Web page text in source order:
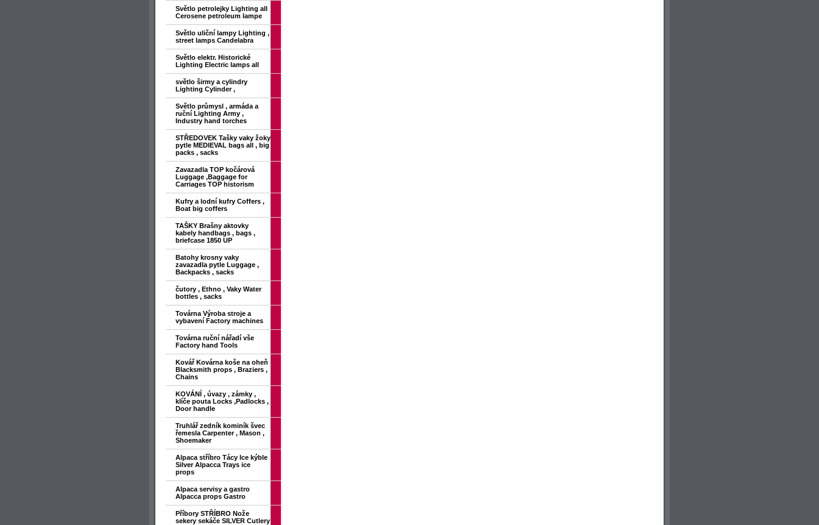
Světlo petrolejky Lighting all
Cerosene petroleum lampe
Světlo uliční lampy Lighting ,
street lamps Candelabra
Světlo elektr. Historické
Lighting Electric lamps all
světlo širmy a cylindry
Lighting Cylinder ,
Světlo průmysl , armáda a
ruční Lighting Army ,
Industry hand torches
STŘEDOVEK Tašky vaky žoky
pytle MEDIEVAL bags all , big
packs , sacks
Zavazadla TOP kočárová
Luggage ,Baggage for
Carriages TOP historism
Kufry a lodní kufry Coffers ,
Boat big coffers
TAŠKY Brašny aktovky
kabely handbags , bags ,
briefcase 1850 UP
Batohy krosny vaky
zavazadla pytle Luggage ,
Backpacks , sacks
čutory , Ethno , Vaky Water
bottles , sacks
Továrna Výroba stroje a
vybavení Factory machines
Továrna ruční nářadí vše
Factory hand Tools
Kovář Kovárna koše na oheň
Blacksmith props , Braziers ,
Chains
KOVÁNÍ , úvazy , zámky ,
klíče pouta Locks ,Padlocks ,
Door handle
Truhlář zedník kominík švec
řemesla Carpenter , Mason ,
Shoemaker
Alpaca stříbro Tácy Ice kýble
Silver Alpacca Trays ice
props
Alpaca servisy a gastro
Alpacca props Gastro
Příbory STŘÍBRO Nože
sekery sekáče SILVER Cutlery